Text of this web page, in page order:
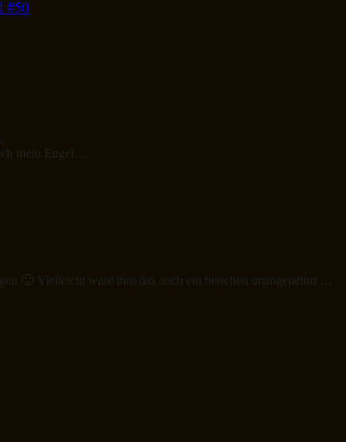
#50
mein Engel….
🙂 Vielleicht wäre ihm das auch ein bisschen unangenehm …